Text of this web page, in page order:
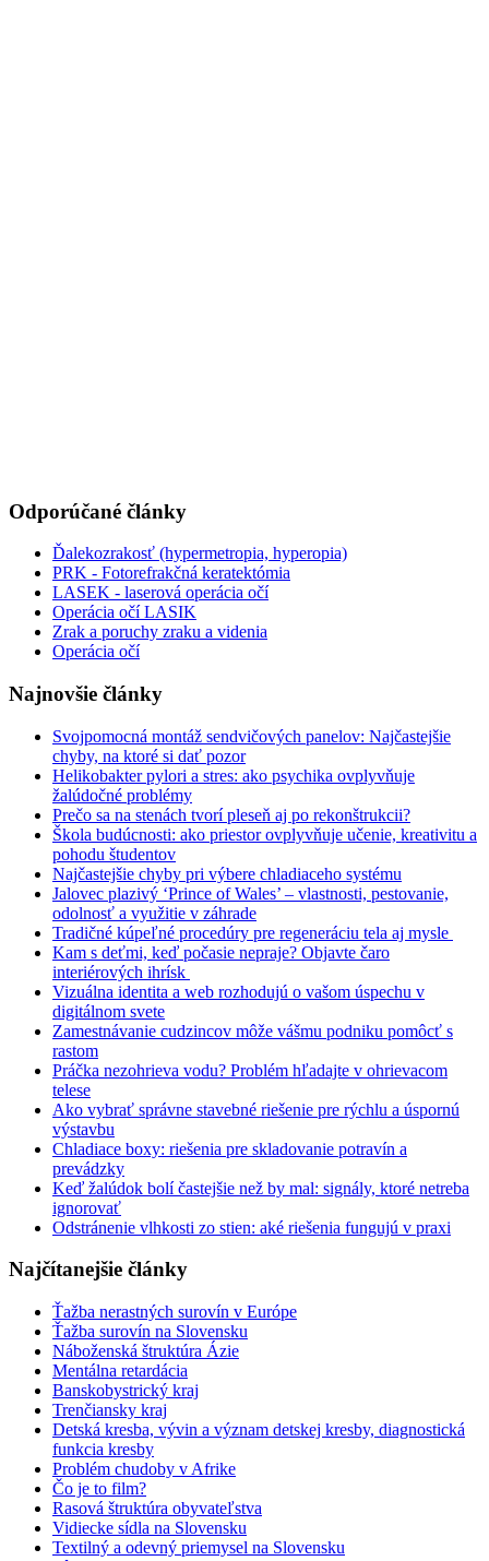
Odporúčané články
Ďalekozrakosť (hypermetropia, hyperopia)
PRK - Fotorefrakčná keratektómia
LASEK - laserová operácia očí
Operácia očí LASIK
Zrak a poruchy zraku a videnia
Operácia očí
Najnovšie články
Svojpomocná montáž sendvičových panelov: Najčastejšie
chyby, na ktoré si dať pozor
Helikobakter pylori a stres: ako psychika ovplyvňuje
žalúdočné problémy
Prečo sa na stenách tvorí pleseň aj po rekonštrukcii?
Škola budúcnosti: ako priestor ovplyvňuje učenie, kreativitu a
pohodu študentov
Najčastejšie chyby pri výbere chladiaceho systému
Jalovec plazivý ‘Prince of Wales’ – vlastnosti, pestovanie,
odolnosť a využitie v záhrade
Tradičné kúpeľné procedúry pre regeneráciu tela aj mysle
Kam s deťmi, keď počasie nepraje? Objavte čaro
interiérových ihrísk
Vizuálna identita a web rozhodujú o vašom úspechu v
digitálnom svete
Zamestnávanie cudzincov môže vášmu podniku pomôcť s
rastom
Práčka nezohrieva vodu? Problém hľadajte v ohrievacom
telese
Ako vybrať správne stavebné riešenie pre rýchlu a úspornú
výstavbu
Chladiace boxy: riešenia pre skladovanie potravín a
prevádzky
Keď žalúdok bolí častejšie než by mal: signály, ktoré netreba
ignorovať
Odstránenie vlhkosti zo stien: aké riešenia fungujú v praxi
Najčítanejšie články
Ťažba nerastných surovín v Európe
Ťažba surovín na Slovensku
Náboženská štruktúra Ázie
Mentálna retardácia
Banskobystrický kraj
Trenčiansky kraj
Detská kresba, vývin a význam detskej kresby, diagnostická
funkcia kresby
Problém chudoby v Afrike
Čo je to film?
Rasová štruktúra obyvateľstva
Vidiecke sídla na Slovensku
Textilný a odevný priemysel na Slovensku